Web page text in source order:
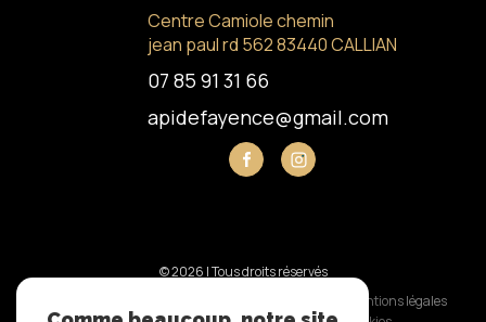
Centre Camiole chemin
jean paul rd 562 83440 CALLIAN
07 85 91 31 66
apidefayence@gmail.com
© 2026 | Tous droits réservés
Mentions légales